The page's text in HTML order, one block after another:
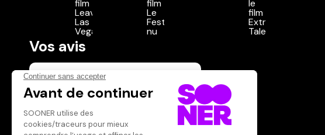
Vos avis
Donnez votre avis
Votre note
Votre commentaire
Il faut vous connecter pour
publier un avis